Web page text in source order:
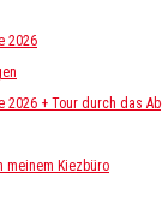
2026
2026 + Tour durch das
meinem Kiezbüro